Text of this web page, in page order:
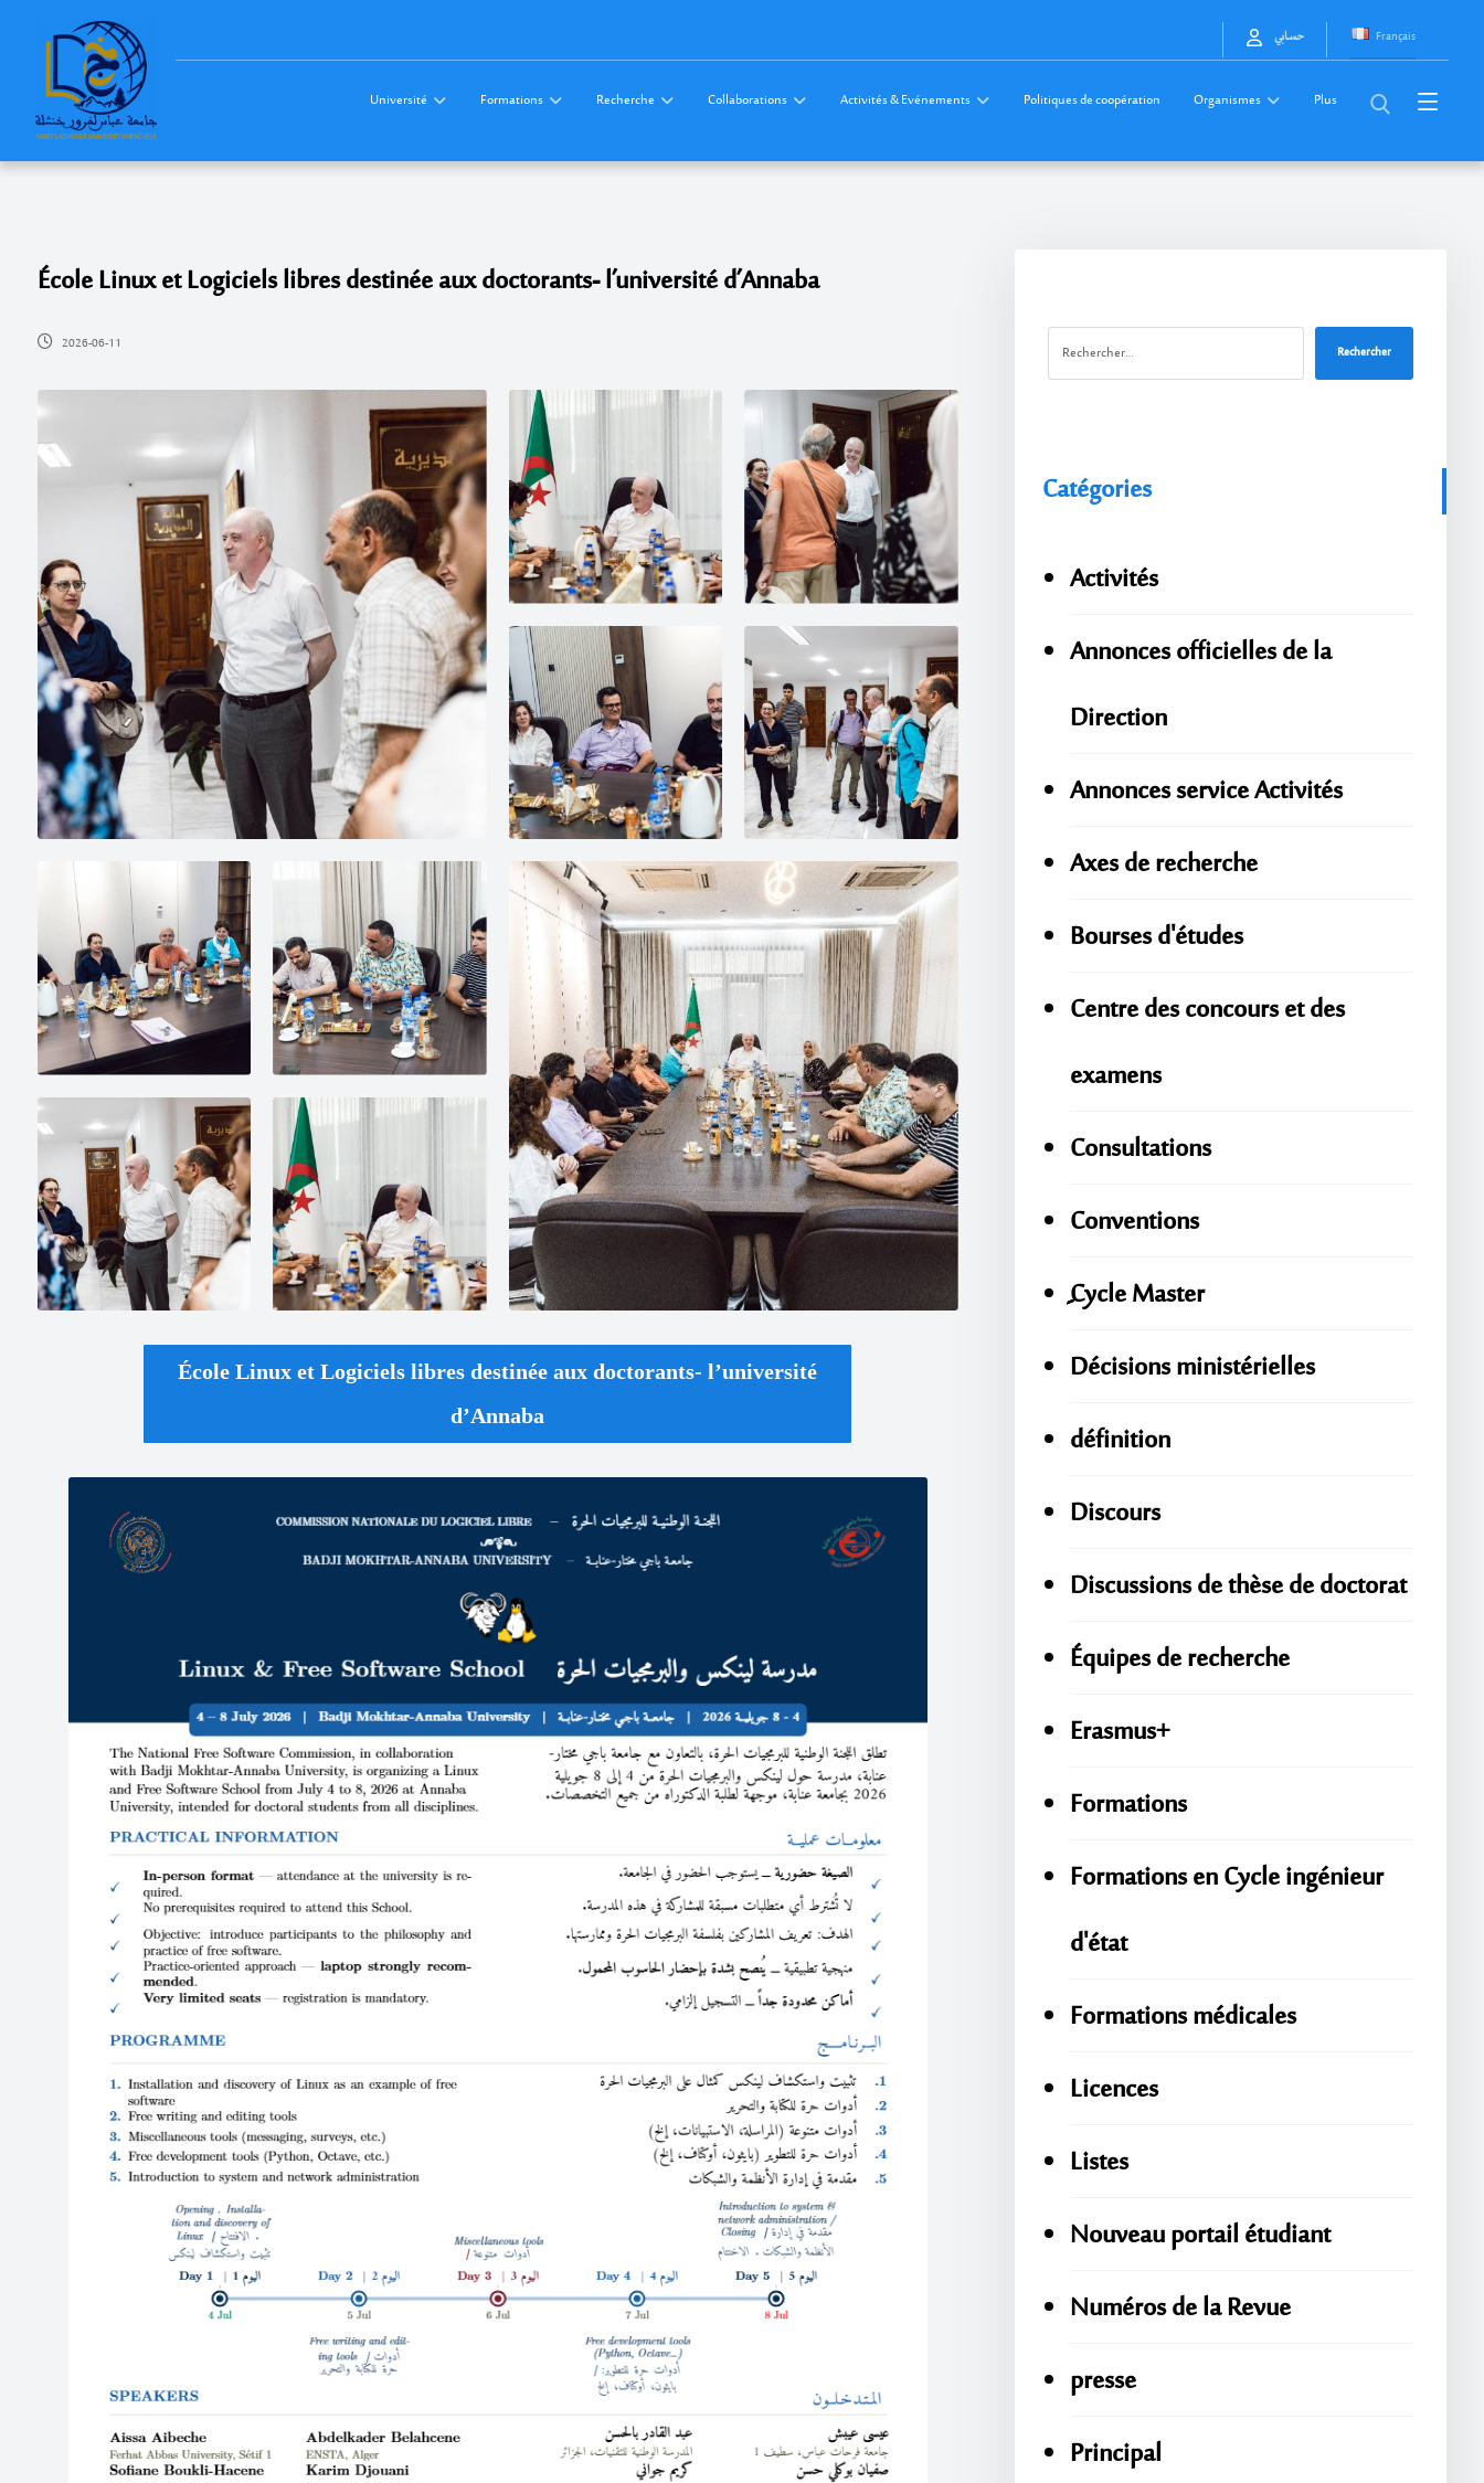
Français حسابي
Université Formations Recherche Collaborations Activités & Evénements Politiques de coopération Organismes Plus
École Linux et Logiciels libres destinée aux doctorants- l’université d’Annaba
2026-06-11
École Linux et Logiciels libres destinée aux doctorants- l’université
d’Annaba
Rechercher
Catégories
Activités
Annonces officielles de la
Direction
Annonces service Activités
Axes de recherche
Bourses d'études
Centre des concours et des
examens
Consultations
Conventions
ِِِCycle Master
Décisions ministérielles
définition
Discours
Discussions de thèse de doctorat
Équipes de recherche
Erasmus+
Formations
Formations en Cycle ingénieur
d'état
Formations médicales
Licences
Listes
Nouveau portail étudiant
Numéros de la Revue
presse
Principal